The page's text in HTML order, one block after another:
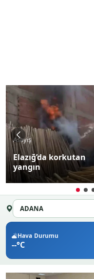
Asayiş
Elazığ’da korkutan
yangın
Hava Durumu
--°C